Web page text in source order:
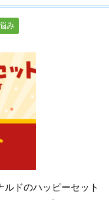
み
ドのハッピーセット